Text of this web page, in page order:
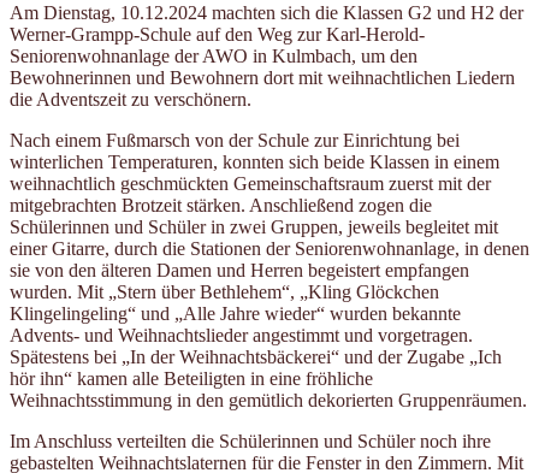
Am Dienstag, 10.12.2024 machten sich die Klassen G2 und H2 der
Werner-Grampp-Schule auf den Weg zur Karl-Herold-
Seniorenwohnanlage der AWO in Kulmbach, um den
Bewohnerinnen und Bewohnern dort mit weihnachtlichen Liedern
die Adventszeit zu verschönern.
Nach einem Fußmarsch von der Schule zur Einrichtung bei
winterlichen Temperaturen, konnten sich beide Klassen in einem
weihnachtlich geschmückten Gemeinschaftsraum zuerst mit der
mitgebrachten Brotzeit stärken. Anschließend zogen die
Schülerinnen und Schüler in zwei Gruppen, jeweils begleitet mit
einer Gitarre, durch die Stationen der Seniorenwohnanlage, in denen
sie von den älteren Damen und Herren begeistert empfangen
wurden. Mit „Stern über Bethlehem“, „Kling Glöckchen
Klingelingeling“ und „Alle Jahre wieder“ wurden bekannte
Advents- und Weihnachtslieder angestimmt und vorgetragen.
Spätestens bei „In der Weihnachtsbäckerei“ und der Zugabe „Ich
hör ihn“ kamen alle Beteiligten in eine fröhliche
Weihnachtsstimmung in den gemütlich dekorierten Gruppenräumen.
Im Anschluss verteilten die Schülerinnen und Schüler noch ihre
gebastelten Weihnachtslaternen für die Fenster in den Zimmern. Mit